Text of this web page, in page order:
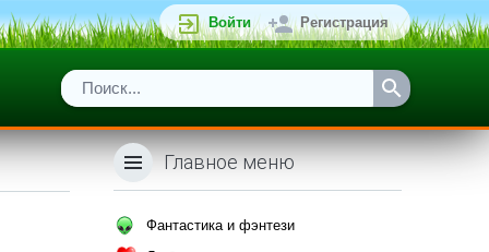
Войти Регистрация
Главное меню
Фантастика и фэнтези